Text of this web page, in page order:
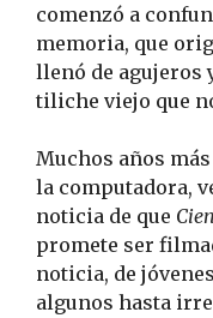
comenzó a
memoria, que
llenó de agujeros
tiliche viejo que
Muchos años
la computadora,
noticia de que
promete ser
noticia, de
algunos hasta